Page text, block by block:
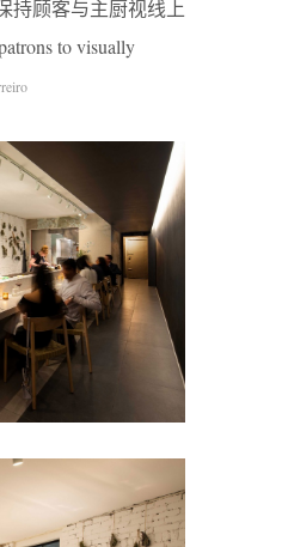
持顾客与主厨视线上
to visually